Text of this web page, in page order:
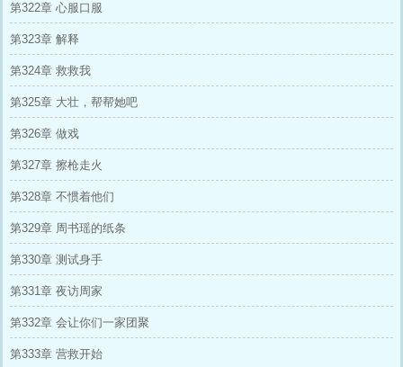
第322章 心服口服
第323章 解释
第324章 救救我
第325章 大壮，帮帮她吧
第326章 做戏
第327章 擦枪走火
第328章 不惯着他们
第329章 周书瑶的纸条
第330章 测试身手
第331章 夜访周家
第332章 会让你们一家团聚
第333章 营救开始